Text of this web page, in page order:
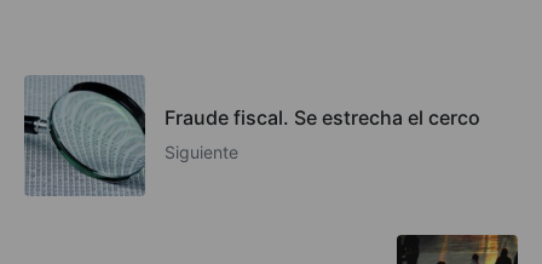
Fraude fiscal. Se estrecha el cerco
Siguiente